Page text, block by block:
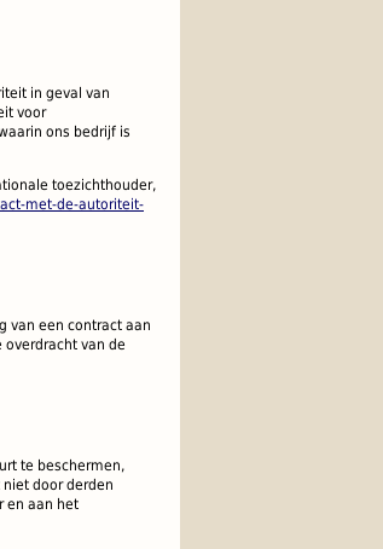
in geval van
voor
ons bedrijf is
toezichthouder,
met-de-autoriteit-
van een contract aan
overdracht van de
te beschermen,
door derden
en aan het